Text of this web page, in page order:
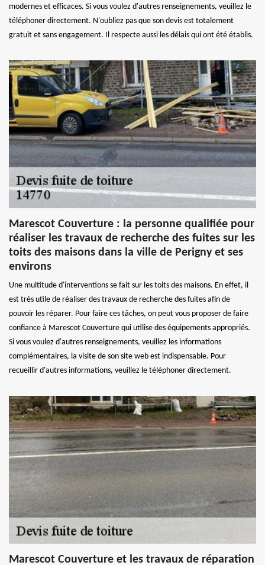
modernes et efficaces. Si vous voulez d'autres renseignements, veuillez le
téléphoner directement. N'oubliez pas que son devis est totalement
gratuit et sans engagement. Il respecte aussi les délais qui ont été établis.
Marescot Couverture : la personne qualifiée pour
réaliser les travaux de recherche des fuites sur les
toits des maisons dans la ville de Perigny et ses
environs
Une multitude d'interventions se fait sur les toits des maisons. En effet, il
est très utile de réaliser des travaux de recherche des fuites afin de
pouvoir les réparer. Pour faire ces tâches, on peut vous proposer de faire
confiance à Marescot Couverture qui utilise des équipements appropriés.
Si vous voulez d'autres renseignements, veuillez les informations
complémentaires, la visite de son site web est indispensable. Pour
recueillir d'autres informations, veuillez le téléphoner directement.
Marescot Couverture et les travaux de réparation